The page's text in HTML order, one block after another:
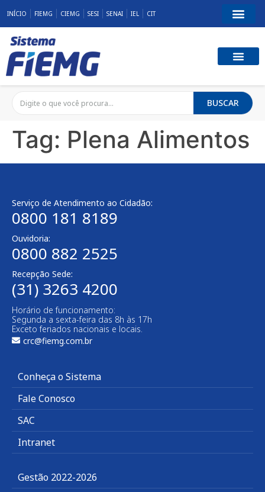
INÍCIO FIEMG CIEMG SESI SENAI IEL CIT
BUSCAR
Tag: Plena Alimentos
Serviço de Atendimento ao Cidadão:
0800 181 8189
Ouvidoria:
0800 882 2525​
Recepção Sede:
(31) 3263 4200
Horário de funcionamento:
Segunda a sexta-feira das 8h às 17h
Exceto feriados nacionais e locais.
crc@fiemg.com.br
Conheça o Sistema
Fale Conosco
SAC
Intranet
Gestão 2022-2026